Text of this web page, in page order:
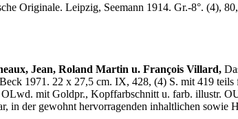
Originale. Leipzig, Seemann 1914. Gr.-8°. (4),
Jean, Roland Martin u. François Villard,
1971. 22 x 27,5 cm. IX, 428, (4) S. mit 419
mit Goldpr., Kopffarbschnitt u. farb. illustr.
in der gewohnt hervorragenden inhaltlichen